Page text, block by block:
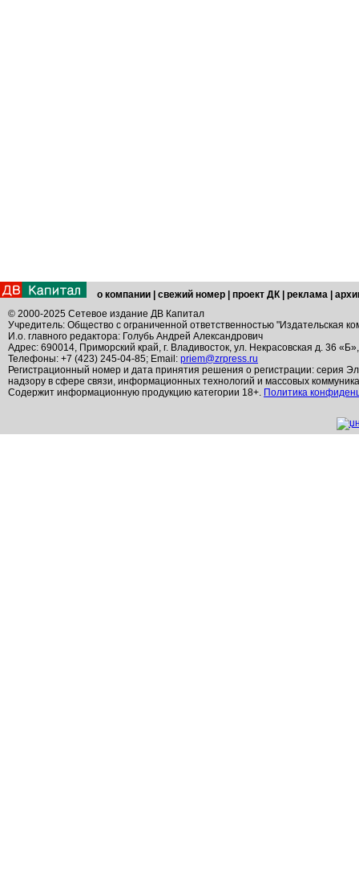
о компании свежий номер проект ДК реклама
© 2000-2025 Сетевое издание ДВ Капитал
Учредитель: Общество с ограниченной ответственностью "Издательская
И.о. главного редактора: Голубь Андрей Александрович
Адрес: 690014, Приморский край, г. Владивосток, ул. Некрасовская д. 36
Телефоны: +7 (423) 245-04-85; Email: priem@zrpress.ru
Регистрационный номер и дата принятия решения о регистрации: серия
надзору в сфере связи, информационных технологий и массовых
Содержит информационную продукцию категории 18+. Политика